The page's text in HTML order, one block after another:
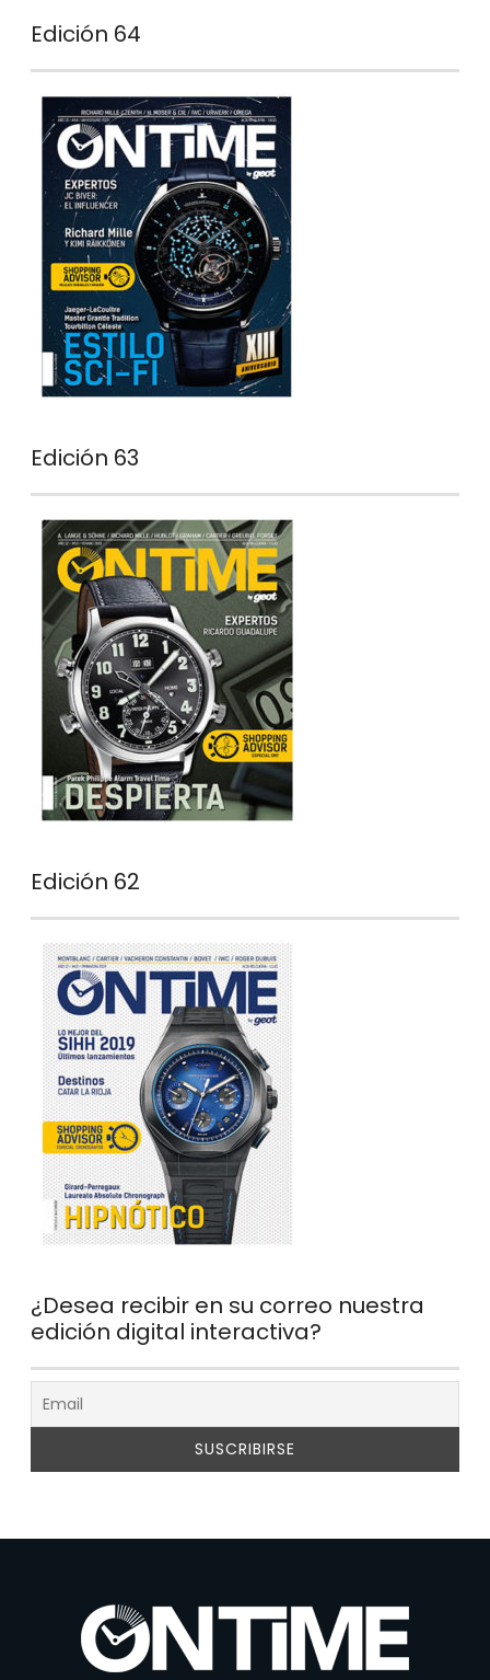
Edición 64
Edición 63
Edición 62
¿Desea recibir en su correo nuestra
edición digital interactiva?